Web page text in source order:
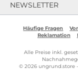
NEWSLETTER
Häufige Fragen
Reklamation
Alle Preise inkl.
© 2026 ungrund.store